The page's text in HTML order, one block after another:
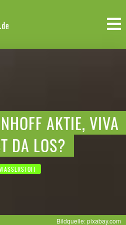
AKTIE, VIVA
DA LOS?
Bildquelle: pixabay.com